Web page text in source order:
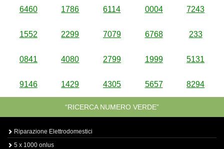
6460 1786 6114 0004 7243
1552 2299 7079 6768 233
0841 4080 2799 1999 5131
9146 1429 4305 5657 8294
“RICERCA NUMERO VERDE”
Riparazione Elettrodomestici
5 x 1000 onlus